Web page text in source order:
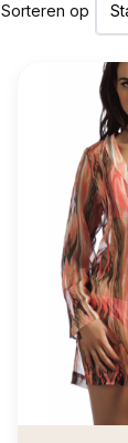
Sorteren op